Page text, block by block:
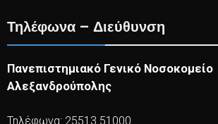
Τηλέφωνα – Διεύθυνση
Πανεπιστημιακό Γενικό Νοσοκομείο
Αλεξανδρούπολης
Τηλέφωνα: 25513 51000